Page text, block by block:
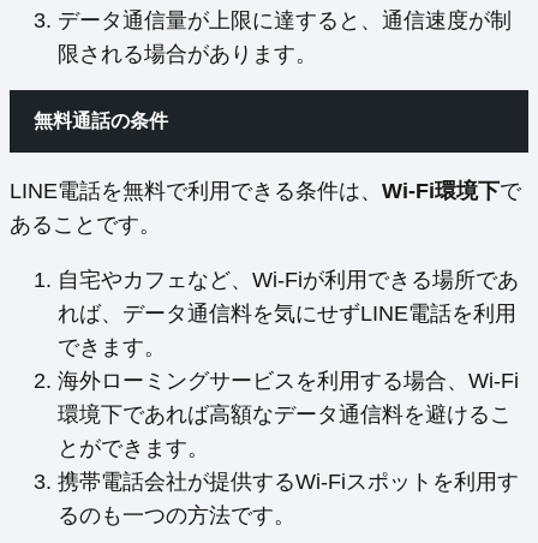
データ通信量が上限に達すると、通信速度が制
限される場合があります。
無料通話の条件
LINE電話を無料で利用できる条件は、 Wi-Fi環境下で
あることです。
自宅やカフェなど、Wi-Fiが利用できる場所であ
れば、データ通信料を気にせずLINE電話を利用
できます。
海外ローミングサービスを利用する場合、Wi-Fi
環境下であれば高額なデータ通信料を避けるこ
とができます。
携帯電話会社が提供するWi-Fiスポットを利用す
るのも一つの方法です。